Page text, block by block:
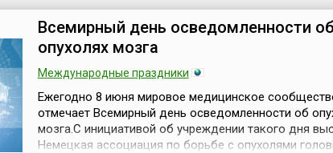
ихтиологи и сот...
Всемирный день осведомленности
опухолях мозга
Международные праздники
Ежегодно 8 июня мировое медицинское
отмечает Всемирный день осведомленности об
мозга.С инициативой об учреждении такого дня
Немецкая ассоциация по борьбе с опухолями